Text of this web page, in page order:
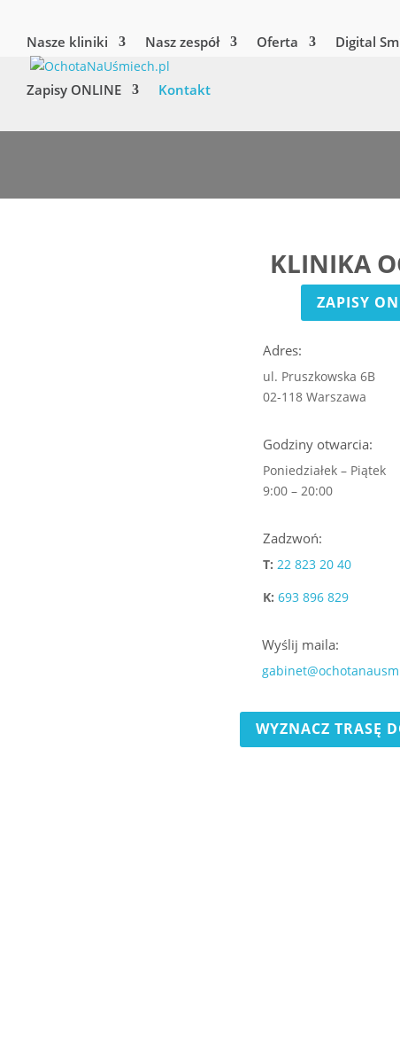
Nasze kliniki Nasz zespół Oferta Digital
Zapisy ONLINE Kontakt
KLINIKA
ZAPISY
Adres:
ul. Pruszkowska 6B
02-118 Warszawa
Godziny otwarcia:
Poniedziałek – Piątek
9:00 – 20:00
Zadzwoń:
T: 22 823 20 40
K: 693 896 829
Wyślij maila:
WYZNACZ TRASĘ